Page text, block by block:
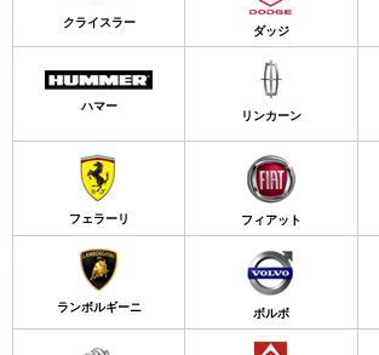
クライスラー ダッジ
ハマー
リンカーン
フェラーリ フィアット
ランボルギーニ ボルボ